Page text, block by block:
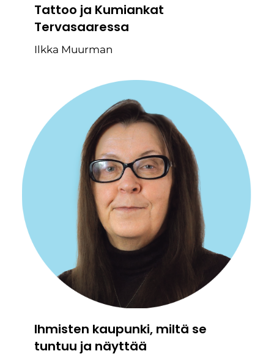
Tattoo ja Kumiankat
Tervasaaressa
Ilkka Muurman
Ihmisten kaupunki, miltä se
tuntuu ja näyttää